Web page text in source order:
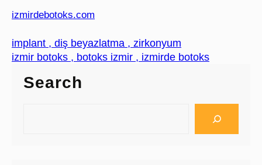
izmirdebotoks.com
implant , diş beyazlatma , zirkonyum
izmir botoks , botoks izmir , izmirde botoks
Search